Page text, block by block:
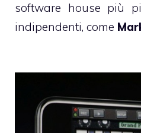
software house più
indipendenti, come